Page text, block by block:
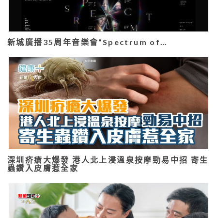
新城廣播35周年音樂會“Spectrum of…
深圳疥瘡大爆發 港人北上浸溫泉按摩勁易中招 寄生
蟲鑽入皮膚惹全家